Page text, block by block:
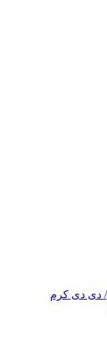
دی دی کرم